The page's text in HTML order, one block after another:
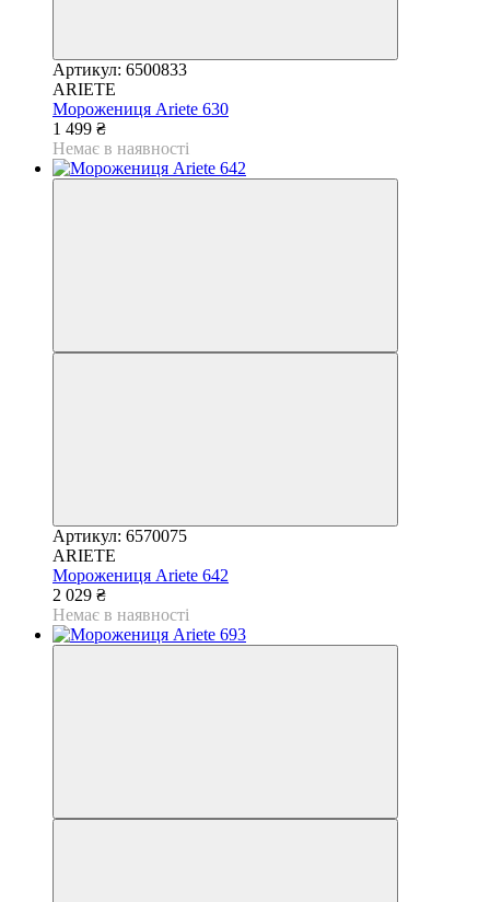
Артикул: 6500833
ARIETE
Морожениця Ariete 630
1 499 ₴
Немає в наявності
Артикул: 6570075
ARIETE
Морожениця Ariete 642
2 029 ₴
Немає в наявності